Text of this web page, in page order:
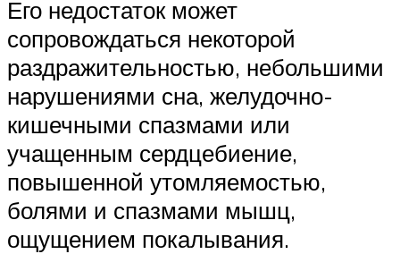
Его недостаток может
сопровождаться некоторой
раздражительностью, небольшими
нарушениями сна, желудочно-
кишечными спазмами или
учащенным сердцебиение,
повышенной утомляемостью,
болями и спазмами мышц,
ощущением покалывания.